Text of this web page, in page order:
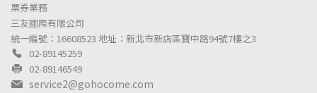
票券業務
三友國際有限公司
統一編號：16608523 地址：新北市新店區寶中路94號7樓之3
02-89145259
02-89146549
service2@gohocome.com